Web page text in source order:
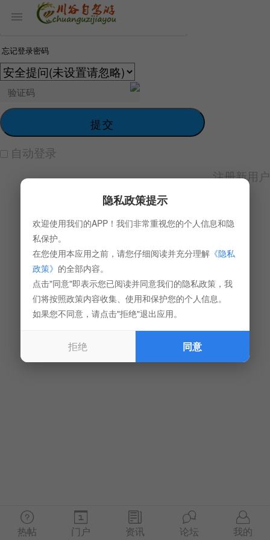
忘记登录密码
提交
自动登录
注册新用户
热帖 门户 资讯 论坛 我的
隐私政策提示
欢迎使用我们的APP！我们非常重视您的个人信息和隐
私保护。
在您使用本应用之前，请您仔细阅读并充分理解《隐私
政策》 的全部内容。
点击"同意"即表示您已阅读并同意我们的隐私政策，我
们将按照政策内容收集、使用和保护您的个人信息。
如果您不同意，请点击"拒绝"退出应用。
拒绝 同意